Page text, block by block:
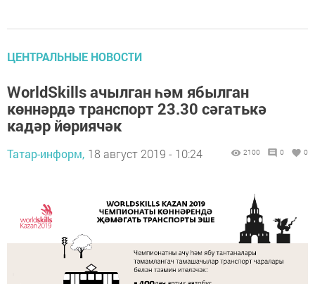
ЦЕНТРАЛЬНЫЕ НОВОСТИ
WorldSkills ачылган һәм ябылган
көннәрдә транспорт 23.30 сәгатькә
кадәр йөриячәк
Татар-информ, 18 август 2019 - 10:24 2100 0 0